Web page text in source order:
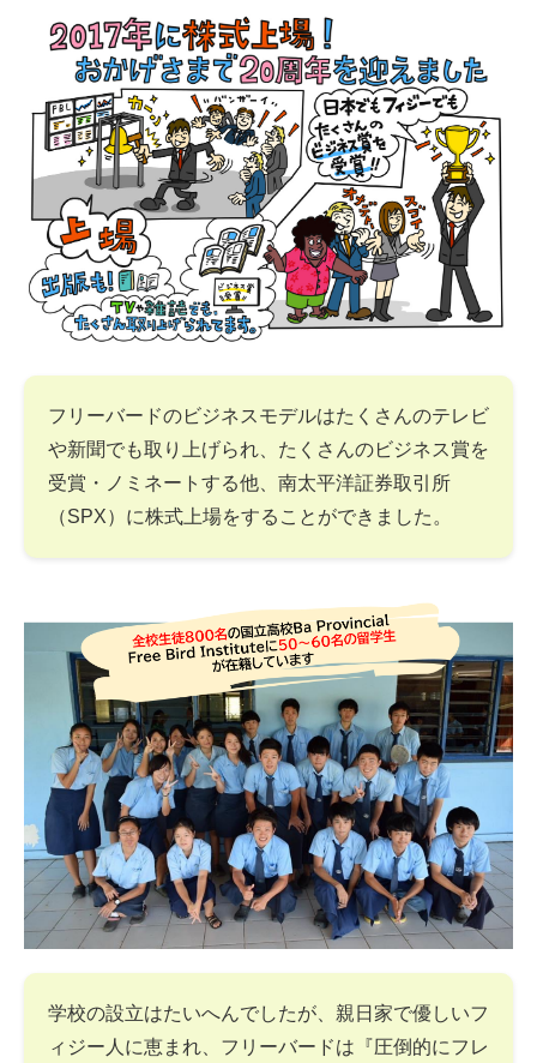
フリーバードのビジネスモデルはたくさんのテレビ
や新聞でも取り上げられ、たくさんのビジネス賞を
受賞・ノミネートする他、南太平洋証券取引所
（SPX）に株式上場をすることができました。
学校の設立はたいへんでしたが、親日家で優しいフ
ィジー人に恵まれ、フリーバードは『圧倒的にフレ